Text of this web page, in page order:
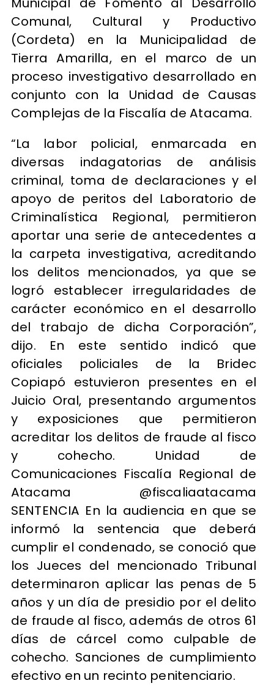
Comunal, Cultural y Productivo
(Cordeta) en la Municipalidad de
Tierra Amarilla, en el marco de un
proceso investigativo desarrollado en
conjunto con la Unidad de Causas
Complejas de la Fiscalía de Atacama.
“La labor policial, enmarcada en
diversas indagatorias de análisis
criminal, toma de declaraciones y el
apoyo de peritos del Laboratorio de
Criminalística Regional, permitieron
aportar una serie de antecedentes a
la carpeta investigativa, acreditando
los delitos mencionados, ya que se
logró establecer irregularidades de
carácter económico en el desarrollo
del trabajo de dicha Corporación”,
dijo. En este sentido indicó que
oficiales policiales de la Bridec
Copiapó estuvieron presentes en el
Juicio Oral, presentando argumentos
y exposiciones que permitieron
acreditar los delitos de fraude al fisco
y cohecho. Unidad de
Comunicaciones Fiscalía Regional de
Atacama @fiscaliaatacama
SENTENCIA En la audiencia en que se
informó la sentencia que deberá
cumplir el condenado, se conoció que
los Jueces del mencionado Tribunal
determinaron aplicar las penas de 5
años y un día de presidio por el delito
de fraude al fisco, además de otros 61
días de cárcel como culpable de
cohecho. Sanciones de cumplimiento
efectivo en un recinto penitenciario.